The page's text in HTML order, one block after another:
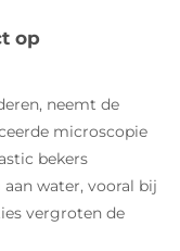
op
neemt de
microscopie
bekers
water, vooral bij
vergroten de